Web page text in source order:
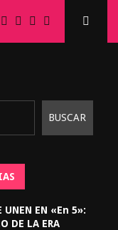
BUSCAR
UNEN EN «En 5»:
DE LA ERA